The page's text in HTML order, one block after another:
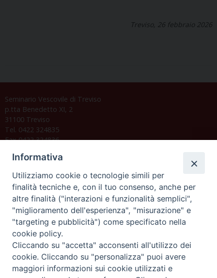
Treviso, 26 febbraio 2026
Seminario Vescovile di Treviso
p.tta Benedetto XI, 2
31100 Treviso
Tel. 0422 324835
Fax 0422 324836
C.F. 94004060268
Orario di segreteria
Lunedì 17.30-19.30
Martedì 17.30-19.30
Mercoledì 17.30-19.30
Giovedì 17.30-19.30
Venerdì chiuso
Sabato 9.30-11.30
Informativa
Utilizziamo cookie o tecnologie simili per
finalità tecniche e, con il tuo consenso, anche per
altre finalità ("interazioni e funzionalità semplici",
"miglioramento dell'esperienza", "misurazione" e
"targeting e pubblicità") come specificato nella
cookie policy.
Cliccando su "accetta" acconsenti all'utilizzo dei
cookie. Cliccando su "personalizza" puoi avere
maggiori informazioni sui cookie utilizzati e